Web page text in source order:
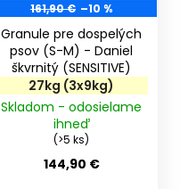
161,90 € –10 %
Granule pre dospelých
psov (S-M) - Daniel
27kg (3x9kg)
Skladom - odosielame
ihneď
(>5 ks)
144,90 €